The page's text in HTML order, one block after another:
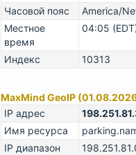
Часовой пояс
America/
Местное
время
04:05
Индекс
10313
MaxMind GeoIP
IP адрес
Имя ресурса
IP диапазон